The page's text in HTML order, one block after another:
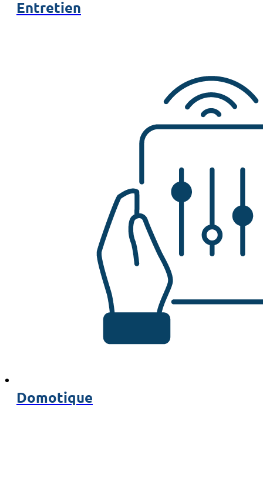
Entretien
Domotique